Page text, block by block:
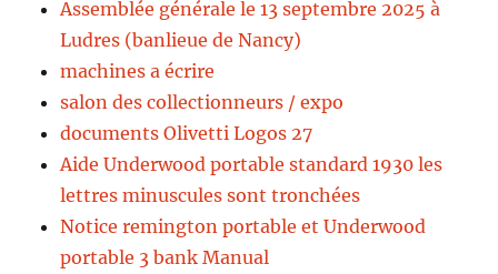
Assemblée générale le 13 septembre 2025 à
Ludres (banlieue de Nancy)
machines a écrire
salon des collectionneurs / expo
documents Olivetti Logos 27
Aide Underwood portable standard 1930 les
lettres minuscules sont tronchées
Notice remington portable et Underwood
portable 3 bank Manual